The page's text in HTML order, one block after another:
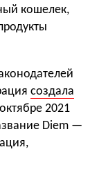
кошелек,
создала
2021
Diem —